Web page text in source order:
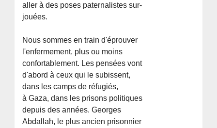
aller à des poses paternalistes sur-
jouées.
Nous sommes en train d'éprouver
l'enfermement, plus ou moins
confortablement. Les pensées vont
d'abord à ceux qui le subissent,
dans les camps de réfugiés,
à Gaza, dans les prisons politiques
depuis des années. Georges
Abdallah, le plus ancien prisonnier